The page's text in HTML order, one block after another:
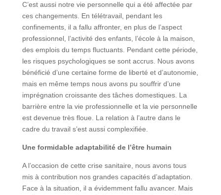
C’est aussi notre vie personnelle qui a été affectée par
ces changements. En télétravail, pendant les
confinements, il a fallu affronter, en plus de l’aspect
professionnel, l’activité des enfants, l’école à la maison,
des emplois du temps fluctuants. Pendant cette période,
les risques psychologiques se sont accrus. Nous avons
bénéficié d’une certaine forme de liberté et d’autonomie,
mais en même temps nous avons pu souffrir d’une
imprégnation croissante des tâches domestiques. La
barrière entre la vie professionnelle et la vie personnelle
est devenue très floue. La relation à l’autre dans le
cadre du travail s’est aussi complexifiée.
Une formidable adaptabilité de l’être humain
A l’occasion de cette crise sanitaire, nous avons tous
mis à contribution nos grandes capacités d’adaptation.
Face à la situation, il a évidemment fallu avancer. Mais